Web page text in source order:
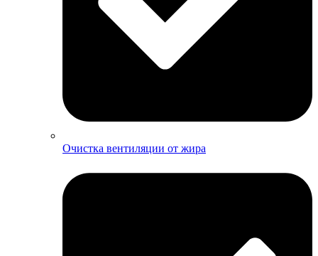
Очистка вентиляции от жира